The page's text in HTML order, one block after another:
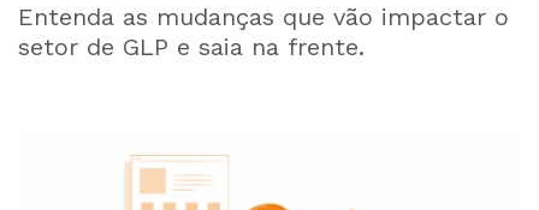
Entenda as mudanças que vão impactar o
setor de GLP e saia na frente.